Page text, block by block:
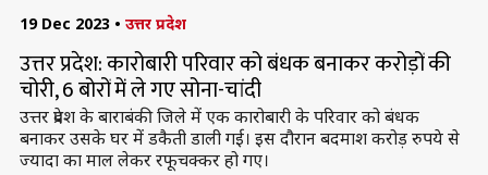
19 Dec 2023 • उत्तर प्रदेश
उत्तर प्रदेश: कारोबारी परिवार को बंधक बनाकर करोड़ों की
चोरी, 6 बोरों में ले गए सोना-चांदी
उत्तर प्रदेश के बाराबंकी जिले में एक कारोबारी के परिवार को बंधक
बनाकर उसके घर में डकैती डाली गई। इस दौरान बदमाश करोड़ रुपये से
ज्यादा का माल लेकर रफूचक्कर हो गए।